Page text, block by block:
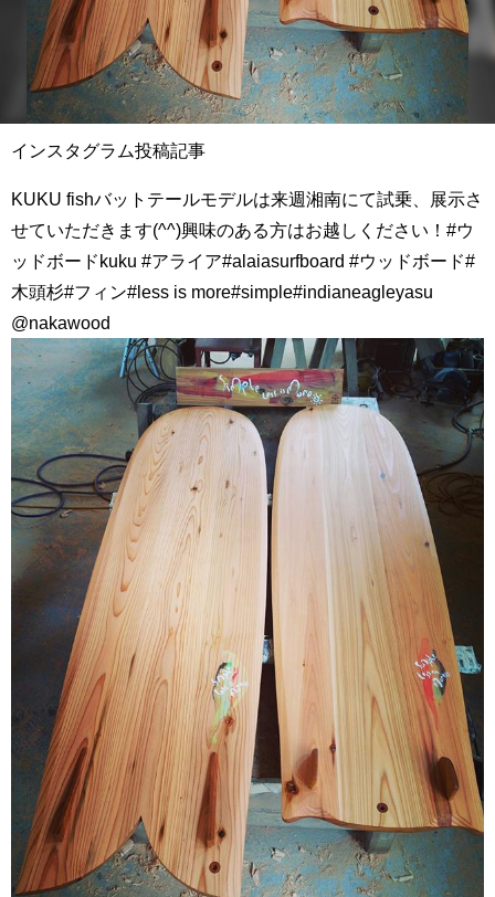
インスタグラム投稿記事
KUKU fishバットテールモデルは来週湘南にて試乗、展示さ
せていただきます(^^)興味のある方はお越しください！#ウ
ッドボードkuku #アライア#alaiasurfboard #ウッドボード#
木頭杉#フィン#less is more#simple#indianeagleyasu
@nakawood